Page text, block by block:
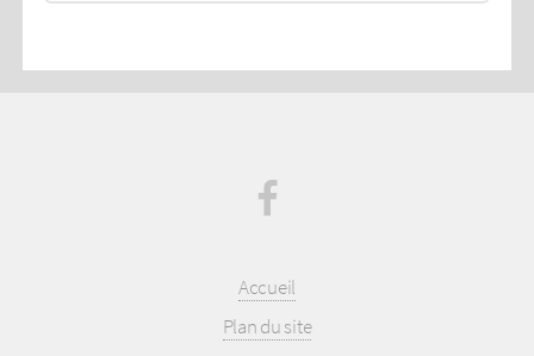
Accueil
Plan du site